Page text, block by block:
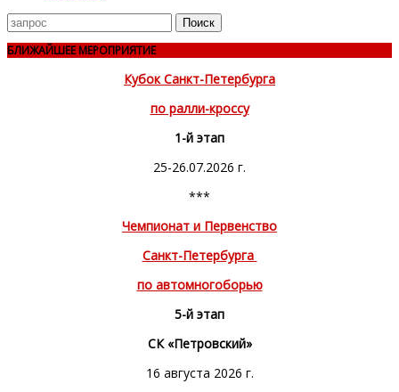
Поиск
для
БЛИЖАЙШЕЕ МЕРОПРИЯТИЕ
Кубок Санкт-Петербурга
по ралли-кроссу
1-й этап
25-26.07.2026 г.
***
Чемпионат и Первенство
Санкт-Петербурга
по автомногоборью
5-й этап
СК «Петровский»
16 августа 2026 г.